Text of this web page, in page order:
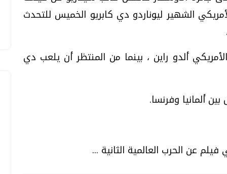
الشهير ليوناردو دي كابريو الخميس للتحدث
ألدو راين ، بينما من المنتظر أن يلعب دي
ألمانيا وفرنسا.
عن الحرب العالمية الثانية ...